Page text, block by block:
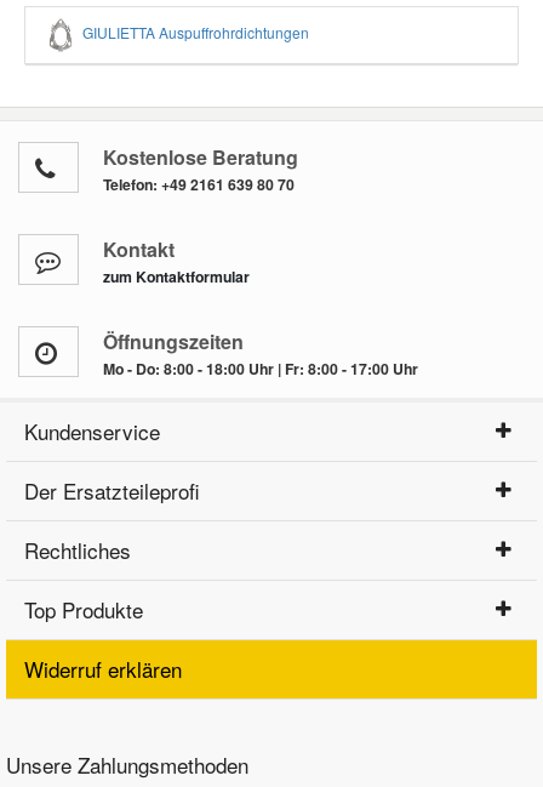
GIULIETTA Auspuffrohrdichtungen
Kostenlose Beratung
Telefon: +49 2161 639 80 70
Kontakt
zum Kontaktformular
Öffnungszeiten
Mo - Do: 8:00 - 18:00 Uhr | Fr: 8:00 - 17:00 Uhr
Kundenservice
Der Ersatzteileprofi
Rechtliches
Top Produkte
Widerruf erklären
Unsere Zahlungsmethoden